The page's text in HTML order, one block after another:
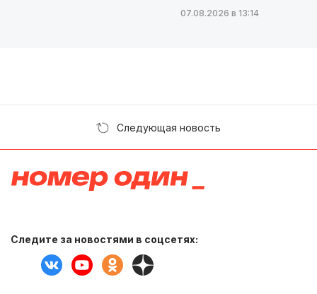
07.08.2026 в 13:14
Следующая новость
Следите за новостями в соцсетях: